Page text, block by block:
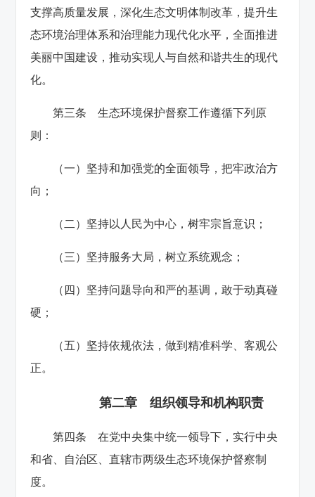
支撑高质量发展，深化生态文明体制改革，提升生
态环境治理体系和治理能力现代化水平，全面推进
美丽中国建设，推动实现人与自然和谐共生的现代
化。
第三条 生态环境保护督察工作遵循下列原
则：
（一）坚持和加强党的全面领导，把牢政治方
向；
（二）坚持以人民为中心，树牢宗旨意识；
（三）坚持服务大局，树立系统观念；
（四）坚持问题导向和严的基调，敢于动真碰
硬；
（五）坚持依规依法，做到精准科学、客观公
正。
第二章 组织领导和机构职责
第四条 在党中央集中统一领导下，实行中央
和省、自治区、直辖市两级生态环境保护督察制
度。